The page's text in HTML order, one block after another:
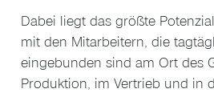
Dabei liegt das größte
mit den Mitarbeitern, die
eingebunden sind am Ort des
Produktion, im Vertrieb und in